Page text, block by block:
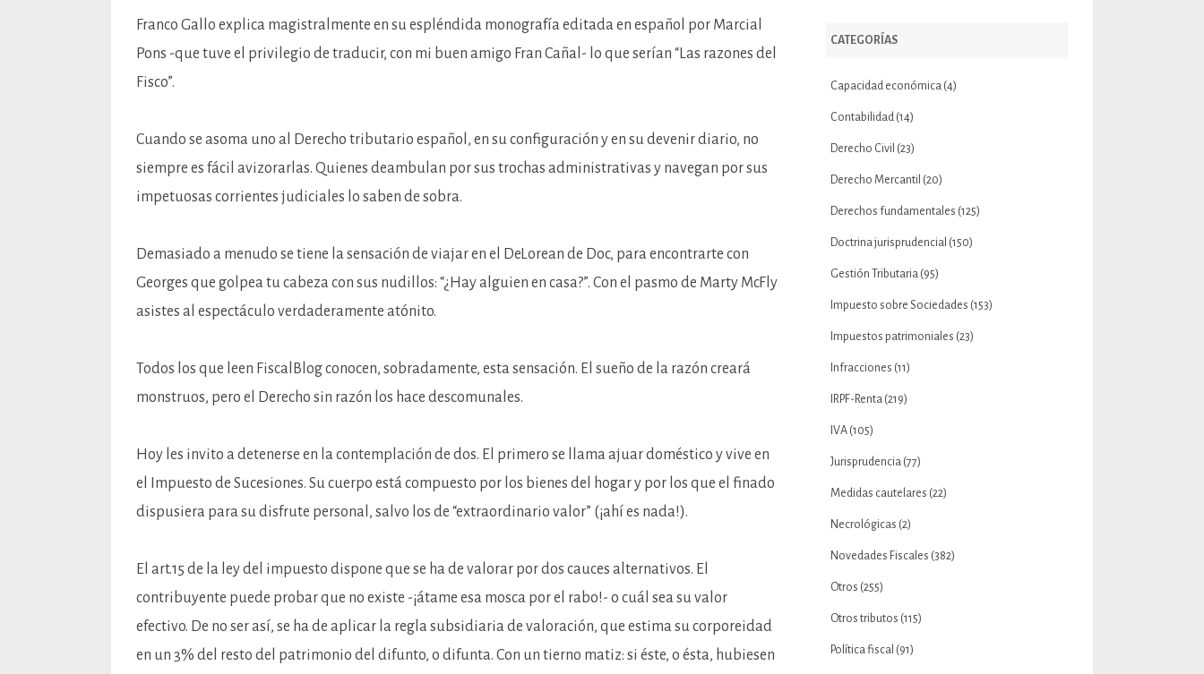
Franco Gallo explica magistralmente en su espléndida monografía editada en español por Marcial
Pons -que tuve el privilegio de traducir, con mi buen amigo Fran Cañal- lo que serían “Las razones del
Fisco”.
Cuando se asoma uno al Derecho tributario español, en su configuración y en su devenir diario, no
siempre es fácil avizorarlas. Quienes deambulan por sus trochas administrativas y navegan por sus
impetuosas corrientes judiciales lo saben de sobra.
Demasiado a menudo se tiene la sensación de viajar en el DeLorean de Doc, para encontrarte con
Georges que golpea tu cabeza con sus nudillos: “¿Hay alguien en casa?”. Con el pasmo de Marty McFly
asistes al espectáculo verdaderamente atónito.
Todos los que leen FiscalBlog conocen, sobradamente, esta sensación. El sueño de la razón creará
monstruos, pero el Derecho sin razón los hace descomunales.
Hoy les invito a detenerse en la contemplación de dos. El primero se llama ajuar doméstico y vive en
el Impuesto de Sucesiones. Su cuerpo está compuesto por los bienes del hogar y por los que el finado
dispusiera para su disfrute personal, salvo los de “extraordinario valor” (¡ahí es nada!).
El art.15 de la ley del impuesto dispone que se ha de valorar por dos cauces alternativos. El
contribuyente puede probar que no existe -¡átame esa mosca por el rabo!- o cuál sea su valor
efectivo. De no ser así, se ha de aplicar la regla subsidiaria de valoración, que estima su corporeidad
en un 3% del resto del patrimonio del difunto, o difunta. Con un tierno matiz: si éste, o ésta, hubiesen
CATEGORÍAS
Capacidad económica(4)
Contabilidad(14)
Derecho Civil (23)
Derecho Mercantil (20)
Derechos fundamentales (125)
Doctrina jurisprudencial (150)
Gestión Tributaria(95)
Impuesto sobre Sociedades (153)
Impuestos patrimoniales (23)
Infracciones (11)
IRPF-Renta(219)
IVA(105)
Jurisprudencia(77)
Medidas cautelares (22)
Necrológicas (2)
Novedades Fiscales (382)
Otros (255)
Otros tributos (115)
Política fiscal (91)